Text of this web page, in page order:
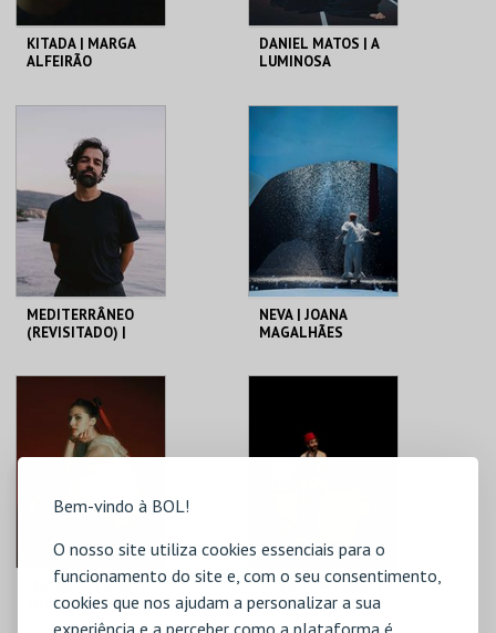
Bem-vindo à BOL!
O nosso site utiliza cookies essenciais para o
funcionamento do site e, com o seu consentimento,
cookies que nos ajudam a personalizar a sua
experiência e a perceber como a plataforma é
KITADA | MARGA
ALFEIRÃO
MAIS INFO
DANIEL MATOS | A
LUMINOSA
MAIS INFO
COMPRAR
MEDITERRÂNEO
(REVISITADO) |
MAIS INFO
COMPRAR
NEVA | JOANA
MAGALHÃES
MAIS INFO
MAFALDA | GOSTO
MUITO DE ESTAR
QUERO UM PIANO |
ANA MADUREIRA &
VAHAN KEROVPYAN